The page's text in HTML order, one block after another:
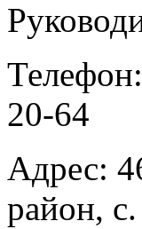
Телефон:
20-64
Адрес:
район,